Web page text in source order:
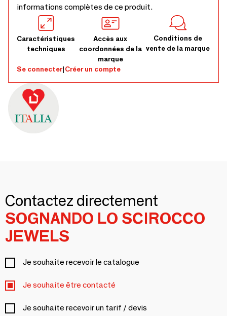
informations complètes de ce produit.
Caractéristiques
techniques
Accès aux
coordonnées de la
marque
Conditions de
vente de la marque
Se connecter|Créer un compte
Contactez directement
SOGNANDO LO SCIROCCO
JEWELS
Je souhaite recevoir le catalogue
Je souhaite être contacté
Je souhaite recevoir un tarif / devis